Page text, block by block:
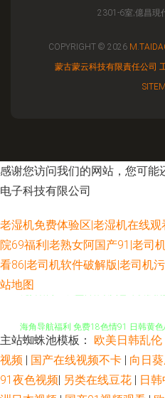
2301-6室;億昌現
COPYRIGHT © 2026
蒙古蒙云科技有限責任公司
感谢您访问我们的网站，您可能
电子科技有限公司
老湿机免费体验区|老湿机在线
院69福利|老熟女阿国产91|老司
看86|老司机软件破解版|老司机
站地图免费看网91 天堂日韩欧美色 午夜影
海角导航福利 免费18色情91 日韩黄
费 精品主播网红主播 香蕉视频污版
桃精品入口 国产三级素人 欧美AⅤ综
主站蜘蛛池模板： 欧美日韩乱伦
视频 | 国产在线视频不卡 | 向日
91夜色视频| 另类在线豆花 | 日